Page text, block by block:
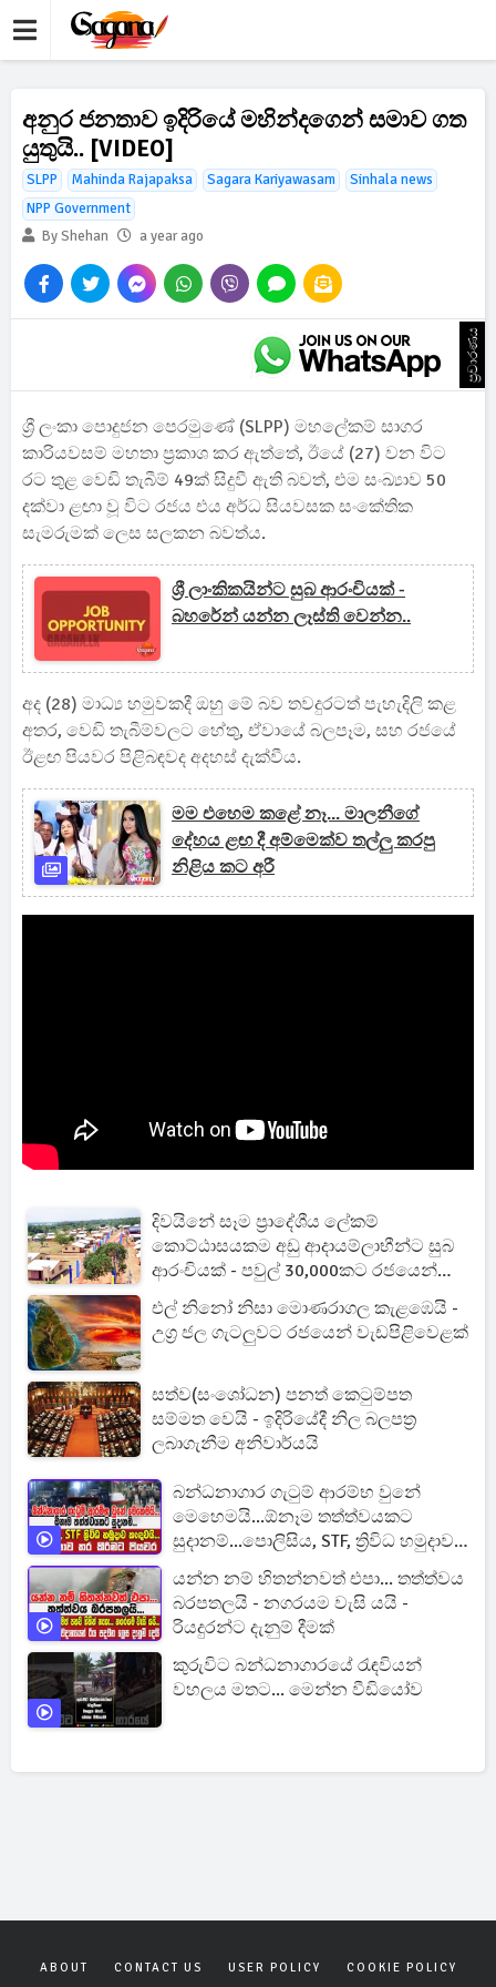
අනුර ජනතාව ඉදිරියේ මහින්දගෙන් සමාව ගත
යුතුයි.. [VIDEO]
SLPP Mahinda Rajapaksa Sagara Kariyawasam
Sinhala news
NPP Government
By Shehan
a year ago
ප්‍රචාරණය
ශ්‍රී ලංකා පොදුජන පෙරමුණේ (SLPP) මහලේකම් සාගර
කාරියවසම් මහතා ප්‍රකාශ කර ඇත්තේ, ඊයේ (27) වන විට
රට තුළ වෙඩි තැබීම් 49ක් සිදුවී ඇති බවත්, එම සංඛ්‍යාව 50
දක්වා ළඟා වූ විට රජය එය අර්ධ සියවසක සංකේතික
සැමරුමක් ලෙස සලකන බවත්ය.
ශ්‍රී ලාංකිකයින්ට සුබ ආරංචියක් -
බහරේන් යන්න ලෑස්ති වෙන්න..
අද (28) මාධ්‍ය හමුවකදී ඔහු මේ බව තවදුරටත් පැහැදිලි කළ
අතර, වෙඩි තැබීම්වලට හේතු, ඒවායේ බලපෑම, සහ රජයේ
ඊළඟ පියවර පිළිබඳවද අදහස් දැක්වීය.
මම එහෙම කළේ නෑ... මාලනීගේ
දේහය ළඟ දී අම්මෙක්ව තල්ලු කරපු
නිළිය කට අරී
දිවයිනේ සෑම ප්‍රාදේශීය ලේකම්
කොට්ඨාසයකම අඩු ආදායම්ලාභීන්ට සුබ
ආරංචියක් - පවුල් 30,000කට රජයෙන්
නිවාස
එල් නිනෝ නිසා මොණරාගල කැළඹෙයි -
උග්‍ර ජල ගැටලුවට රජයෙන් වැඩපිළිවෙළක්
සත්ව(සංශෝධන) පනත් කෙටුම්පත
සම්මත වෙයි - ඉදිරියේදී නිල බලපත්‍ර
ලබාගැනීම අනිවාර්යයි
බන්ධනාගාර ගැටුම් ආරම්භ වුනේ
මෙහෙමයි...ඕනෑම තත්ත්වයකට
සුදානම්...පොලිසිය, STF, ත්‍රිවිධ හමුදාව
කැඳවයි.
යන්න නම් හිතන්නවත් එපා... තත්ත්වය
බරපතලයි - නගරයම වැසි යයි -
රියදුරන්ට දැනුම් දීමක්
කුරුවිට බන්ධනාගාරයේ රැඳවියන්
වහලය මතට... මෙන්න වීඩියෝව
ABOUT CONTACT US USER POLICY COOKIE POLICY